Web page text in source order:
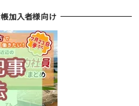
加入者様向け